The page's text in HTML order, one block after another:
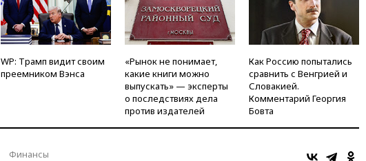
WP: Трамп видит своим
преемником Вэнса
«Рынок не понимает,
какие книги можно
выпускать» — эксперты
о последствиях дела
против издателей
Как Россию попытались
сравнить с Венгрией и
Словакией.
Комментарий Георгия
Бовта
Финансы